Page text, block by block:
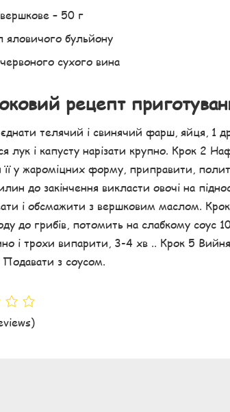
– 50 г
бульйону
сухого вина
рецепт
телячий і свинячий фарш, яйця, 1
лук і капусту нарізати крупно. Крок 2
її у жароміцних форму, приправити,
до закінчення викласти овочі на
і обсмажити з вершковим маслом.
до грибів, потомить на слабкому
і трохи випарити, 3-4 хв .. Крок 5
Подавати з соусом.